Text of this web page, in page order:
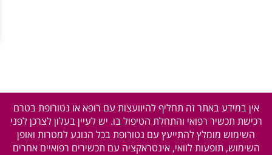
אין במידע באתר זה תחליף להיוועצות עם רופא או נטורופת בטרם
רכישת תכשיר רפואי והתחלת הטיפול בו. יש לעיין בעלון לצרכן לפני
השימוש מומלץ להתייעץ עם נטורופת בכל הנוגע למטרות ואופן
השימוש, תופעות לוואי, אינטראקציה עם תכשירים רפואיים אחרים